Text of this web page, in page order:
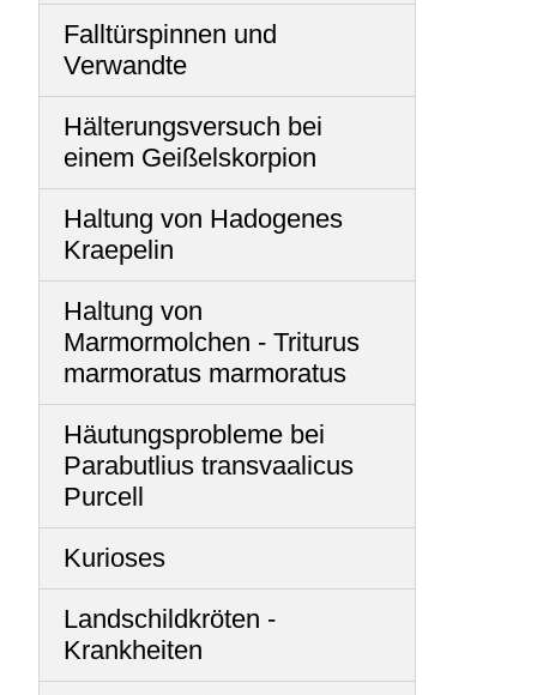
Falltürspinnen und
Verwandte
Hälterungsversuch bei
einem Geißelskorpion
Haltung von Hadogenes
Kraepelin
Haltung von
Marmormolchen - Triturus
marmoratus marmoratus
Häutungsprobleme bei
Parabutlius transvaalicus
Purcell
Kurioses
Landschildkröten -
Krankheiten